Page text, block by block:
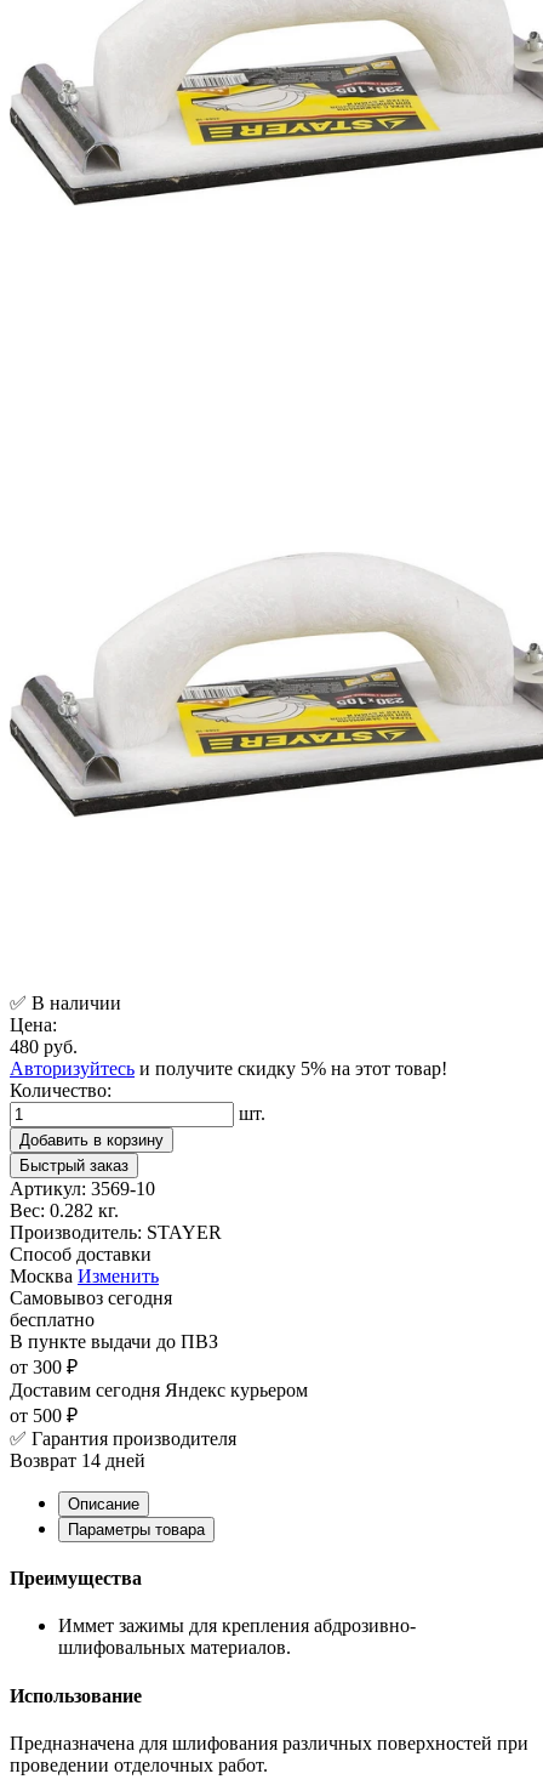
✅ В наличии
Цена:
480 руб.
Авторизуйтесь и получите скидку 5% на этот товар!
Количество:
шт.
Добавить в корзину
Быстрый заказ
Артикул: 3569-10
Вес: 0.282 кг.
Производитель: STAYER
Способ доставки
Москва Изменить
Самовывоз сегодня
бесплатно
В пункте выдачи до ПВЗ
от 300 ₽
Доставим сегодня Яндекс курьером
от 500 ₽
✅ Гарантия производителя
Возврат 14 дней
Описание
Параметры товара
Преимущества
Иммет зажимы для крепления абдрозивно-
шлифовальных материалов.
Использование
Предназначена для шлифования различных поверхностей при
проведении отделочных работ.